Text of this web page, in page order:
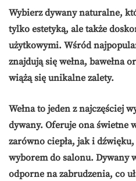
Wybierzdywany naturalne,
tylko estetyką, ale także
użytkowymi. Wśród
znajdują się wełna, bawełna
wiążą się unikalne zalety.
Wełnato jeden z najczęściej
dywany. Oferuje ona świetne
zarówno ciepła, jak i
wyborem do salonu. Dywany
odporne na zabrudzenia, co